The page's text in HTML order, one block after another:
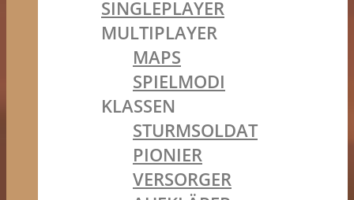
SINGLEPLAYER
MULTIPLAYER
MAPS
SPIELMODI
KLASSEN
STURMSOLDAT
PIONIER
VERSORGER